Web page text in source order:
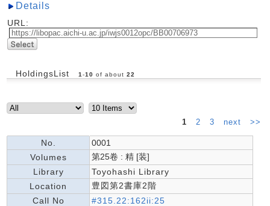
Details
URL:
HoldingsList 1 -10 of about 22
1 2 3 next >>
No.
0001
Volumes
第25卷 : 精 [装]
Library
Toyohashi Library
Location
豊図第2書庫2階
Call No
#315.22:162ii:25